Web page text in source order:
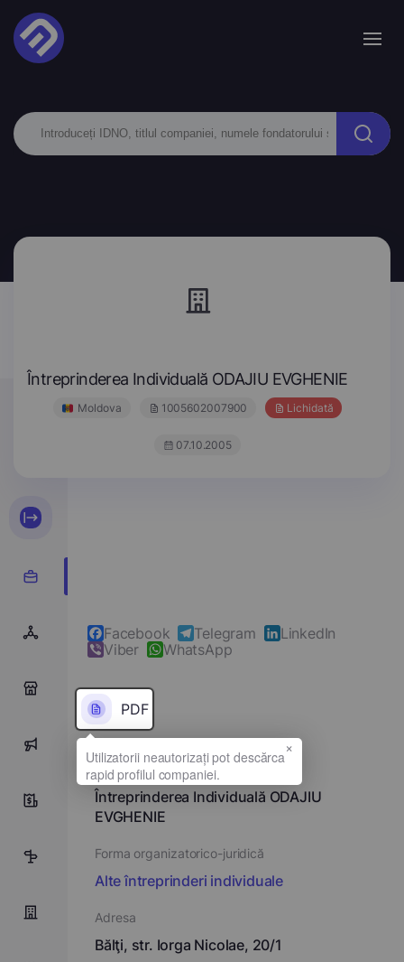
Întreprinderea Individuală ODAJIU EVGHENIE
Moldova 1005602007900 Lichidată
07.10.2005
0
5
Facebook Telegram
LinkedIn
Viber
WhatsApp
PDF
Denumirea completă
Întreprinderea Individuală ODAJIU
EVGHENIE
Forma organizatorico-juridică
Alte întreprinderi individuale
Adresa
Bălţi, str. Iorga Nicolae, 20/1
×